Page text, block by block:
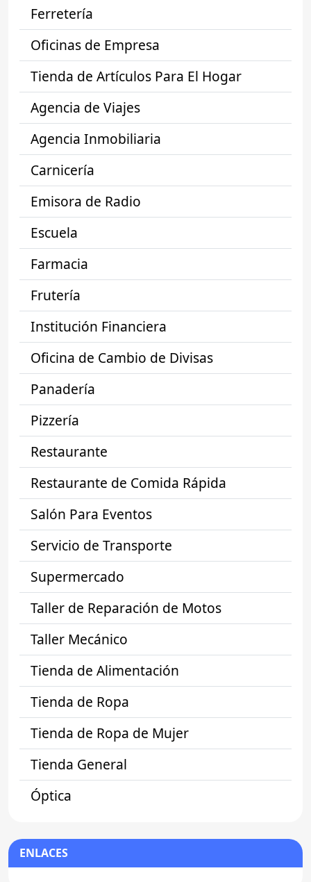
Ferretería
Oficinas de Empresa
Tienda de Artículos Para El Hogar
Agencia de Viajes
Agencia Inmobiliaria
Carnicería
Emisora de Radio
Escuela
Farmacia
Frutería
Institución Financiera
Oficina de Cambio de Divisas
Panadería
Pizzería
Restaurante
Restaurante de Comida Rápida
Salón Para Eventos
Servicio de Transporte
Supermercado
Taller de Reparación de Motos
Taller Mecánico
Tienda de Alimentación
Tienda de Ropa
Tienda de Ropa de Mujer
Tienda General
Óptica
ENLACES